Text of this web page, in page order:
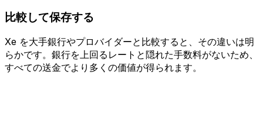
比較して保存する
Xe を大手銀行やプロバイダーと比較すると、その違いは明
らかです。銀行を上回るレートと隠れた手数料がないため、
すべての送金でより多くの価値が得られます。